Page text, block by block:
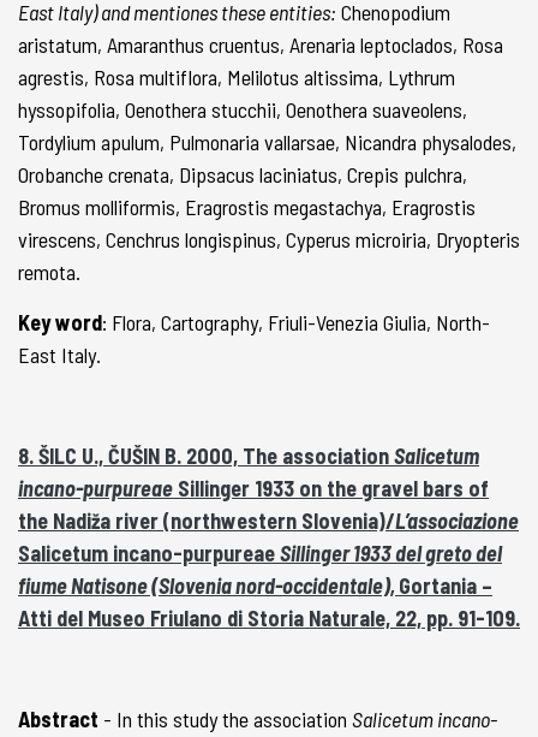
East Italy) and mentiones these entities: Chenopodium
aristatum, Amaranthus cruentus, Arenaria leptoclados, Rosa
agrestis, Rosa multiflora, Melilotus altissima, Lythrum
hyssopifolia, Oenothera stucchii, Oenothera suaveolens,
Tordylium apulum, Pulmonaria vallarsae, Nicandra physalodes,
Orobanche crenata, Dipsacus laciniatus, Crepis pulchra,
Bromus molliformis, Eragrostis megastachya, Eragrostis
virescens, Cenchrus longispinus, Cyperus microiria, Dryopteris
remota.
Key word: Flora, Cartography, Friuli-Venezia Giulia, North-
East Italy.
8. ŠILC U., ČUŠIN B. 2000, The associationSalicetum
incano-purpureae Sillinger 1933 on the gravel bars of
the Nadiža river (northwestern Slovenia)/L’associazione
Salicetum incano-purpureaeSillinger 1933 del greto del
fiume Natisone (Slovenia nord-occidentale),Gortania –
Atti del Museo Friulano di Storia Naturale, 22, pp. 91-109.
Abstract - In this study the association Salicetum incano-